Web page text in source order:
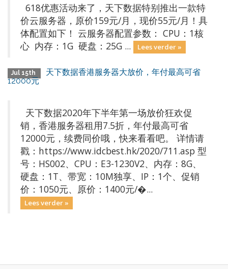
618优惠活动来了，天下数据特别推出一款特
价云服务器，原价159元/月，现价55元/月！具
体配置如下！ 云服务器配置参数： CPU：1核
心 内存：1G 硬盘：25G ...
Lees verder »
Jul 15th
天下数据香港服务器大放价，年付最高可省
12000元
天下数据2020年下半年第一场放价狂欢促
销，香港服务器租用7.5折，年付最高可省
12000元，续费同价哦，快来看看吧。 详情请
戳：https://www.idcbest.hk/2020/711.asp 型
号：HS002、CPU：E3-1230V2、内存：8G、
硬盘：1T、带宽：10M独享、IP：1个、促销
价：1050元、原价：1400元/�...
Lees verder »